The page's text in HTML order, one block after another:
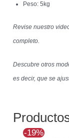
Peso: 5kg
Revise nuestro
completo.
Descubre otros
es decir, que se
-19%